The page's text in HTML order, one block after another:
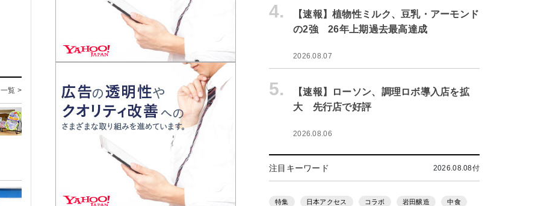
一覧 >
4.
【速報】植物性ミルク、豆乳・アーモンド
の2強 26年上期過去最高達成
2026.08.07
5.
【速報】ローソン、調理ロボ導入店を拡
大 先行店で好評
2026.08.06
注目キーワード 2026.08.08付
特集 日本アクセス コラボ 岩田醸造 中食